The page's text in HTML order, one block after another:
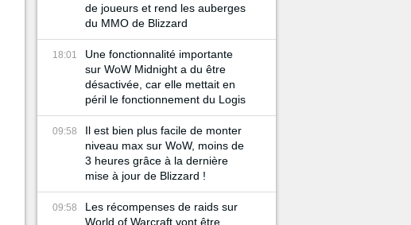
de joueurs et rend les auberges
du MMO de Blizzard
18:01
Une fonctionnalité importante
sur WoW Midnight a du être
désactivée, car elle mettait en
péril le fonctionnement du Logis
09:58
Il est bien plus facile de monter
niveau max sur WoW, moins de
3 heures grâce à la dernière
mise à jour de Blizzard !
09:58
Les récompenses de raids sur
World of Warcraft vont être